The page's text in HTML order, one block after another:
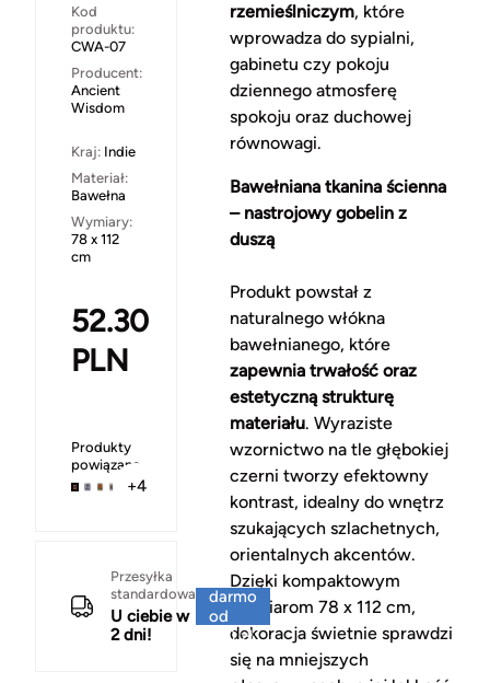
Kod
produktu:
CWA-07
Producent:
Ancient
Wisdom
Kraj: Indie
Materiał:
Bawełna
Wymiary:
78 x 112
cm
52.30
PLN
Produkty
powiązane
+4
Przesyłka
standardowa
U ciebie w
2 dni!
darmo
od
150 zł
rzemieślniczym, które
wprowadza do sypialni,
gabinetu czy pokoju
dziennego atmosferę
spokoju oraz duchowej
równowagi.
Bawełniana tkanina ścienna
– nastrojowy gobelin z
duszą
Produkt powstał z
naturalnego włókna
bawełnianego, które
zapewnia trwałość oraz
estetyczną strukturę
materiału. Wyraziste
wzornictwo na tle głębokiej
czerni tworzy efektowny
kontrast, idealny do wnętrz
szukających szlachetnych,
orientalnych akcentów.
Dzięki kompaktowym
wymiarom 78 x 112 cm,
dekoracja świetnie sprawdzi
się na mniejszych